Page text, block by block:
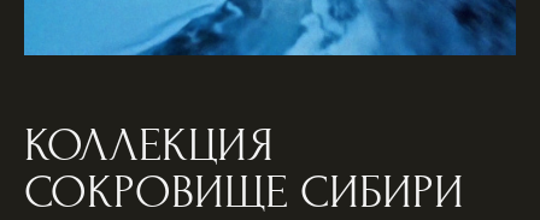
КОЛЛЕКЦИЯ
СОКРОВИЩЕ СИБИРИ